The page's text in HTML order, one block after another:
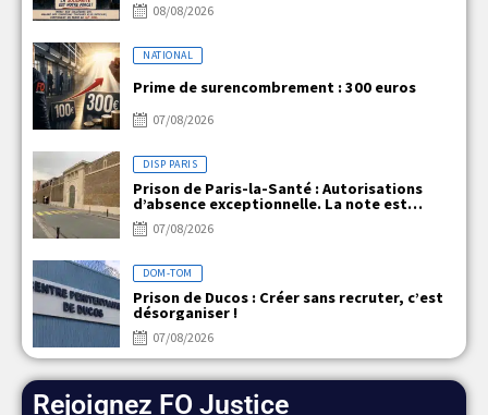
08/08/2026
NATIONAL
Prime de surencombrement : 300 euros
07/08/2026
DISP PARIS
Prison de Paris-la-Santé : Autorisations
d’absence exceptionnelle. La note est
claire, mais la réalité ne l’est pas !
07/08/2026
DOM-TOM
Prison de Ducos : Créer sans recruter, c’est
désorganiser !
07/08/2026
Rejoignez FO Justice